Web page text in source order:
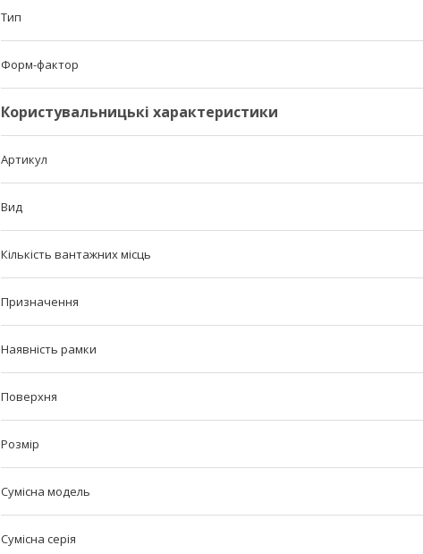
Тип
Форм-фактор
Користувальницькі характеристики
Артикул
Вид
Кількість вантажних місць
Призначення
Наявність рамки
Поверхня
Розмір
Сумісна модель
Сумісна серія